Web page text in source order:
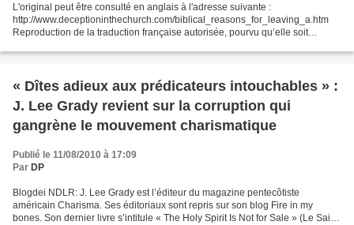
L'original peut être consulté en anglais à l'adresse suivante :
http://www.deceptioninthechurch.com/biblical_reasons_for_leaving_a.htm
Reproduction de la traduction française autorisée, pourvu qu’elle soit
« Dîtes adieux aux prédicateurs intouchables » :
J. Lee Grady revient sur la corruption qui
gangrène le mouvement charismatique
Publié le 11/08/2010 à 17:09
Par DP
Blogdei NDLR: J. Lee Grady est l’éditeur du magazine pentecôtiste
américain Charisma. Ses éditoriaux sont repris sur son blog Fire in my
bones. Son dernier livre s’intitule « The Holy Spirit Is Not for Sale » (Le Saint-